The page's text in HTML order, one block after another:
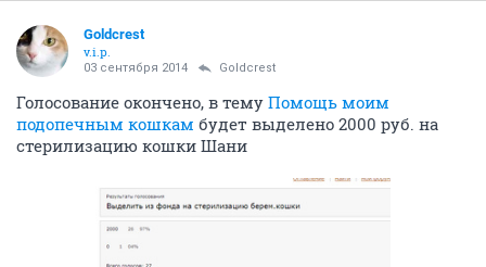
Goldcrest
v.i.p.
03 сентября 2014 Goldcrest
Голосование окончено, в тему Помощь моим
подопечным кошкам будет выделено 2000 руб. на
стерилизацию кошки Шани